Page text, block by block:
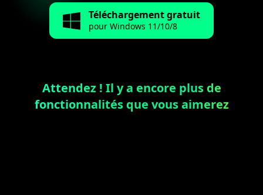
Téléchargement gratuit
pour Windows 11/10/8
Attendez ! Il y a encore plus de
fonctionnalités que vous aimerez